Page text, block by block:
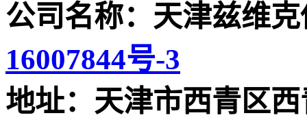
公司名称：天津兹维
16007844号-3
地址：天津市西青区西